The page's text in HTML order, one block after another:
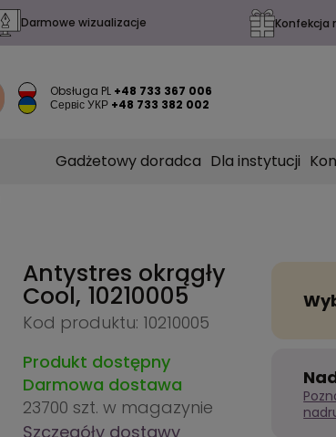
Darmowe wizualizacje Konfekcja
Obsługa PL +48 733 367 006
Сервіс УКР +48 733 382 002
Gadżetowy doradca Dla instytucji
Antystres okrągły
Cool, 10210005
Kod produktu: 10210005
Produkt dostępny
Darmowa dostawa
23700 szt. w magazynie
Szczegóły dostawy